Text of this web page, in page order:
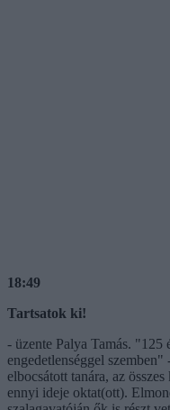
18:49
Tartsatok ki!
- üzente Palya Tamás. "125
engedetlenséggel
elbocsátott tanára, az
ennyi ideje oktat(ott).